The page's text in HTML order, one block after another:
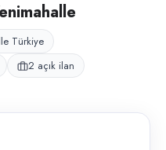
Türkiye
2 açık ilan